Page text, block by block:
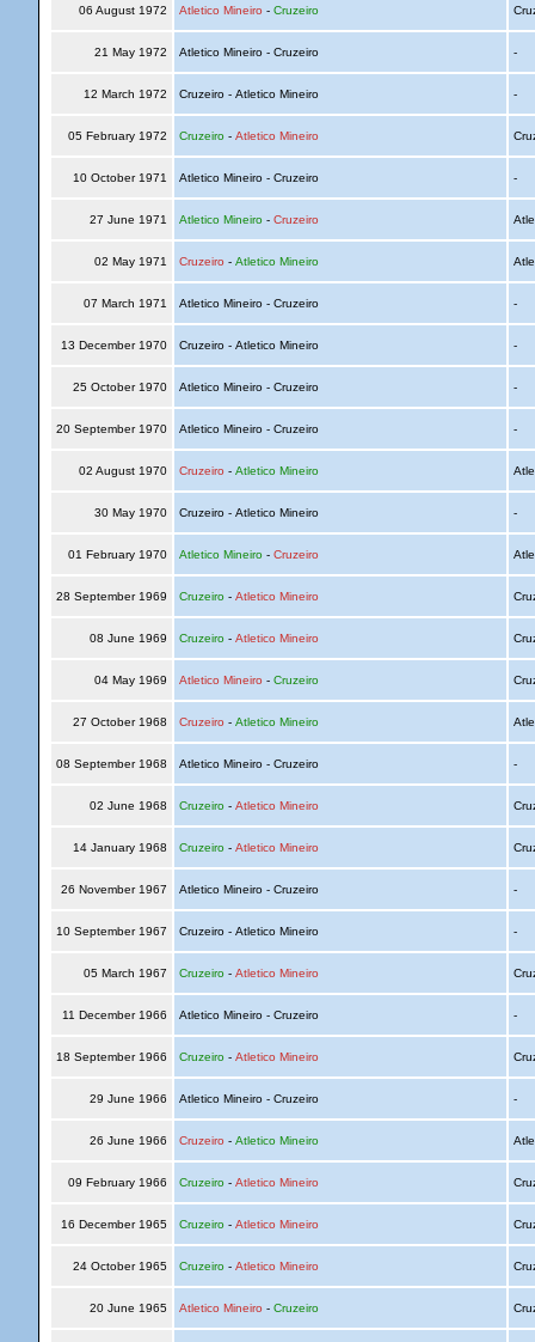
06 August 1972 Atletico Mineiro - Cruzeiro
21 May 1972 Atletico Mineiro - Cruzeiro -
12 March 1972 Cruzeiro - Atletico Mineiro -
05 February 1972 Cruzeiro- Atletico Mineiro
10 October 1971 Atletico Mineiro - Cruzeiro -
27 June 1971 Atletico Mineiro- Cruzeiro
02 May 1971 Cruzeiro - Atletico Mineiro
07 March 1971 Atletico Mineiro - Cruzeiro -
13 December 1970 Cruzeiro - Atletico Mineiro -
25 October 1970 Atletico Mineiro - Cruzeiro -
20 September 1970 Atletico Mineiro - Cruzeiro -
02 August 1970 Cruzeiro - Atletico Mineiro
30 May 1970 Cruzeiro - Atletico Mineiro -
01 February 1970 Atletico Mineiro- Cruzeiro
28 September 1969 Cruzeiro- Atletico Mineiro
08 June 1969 Cruzeiro- Atletico Mineiro
04 May 1969 Atletico Mineiro - Cruzeiro
27 October 1968 Cruzeiro - Atletico Mineiro
08 September 1968 Atletico Mineiro - Cruzeiro -
02 June 1968 Cruzeiro- Atletico Mineiro
14 January 1968 Cruzeiro- Atletico Mineiro
26 November 1967 Atletico Mineiro - Cruzeiro -
10 September 1967 Cruzeiro - Atletico Mineiro -
05 March 1967 Cruzeiro- Atletico Mineiro
11 December 1966 Atletico Mineiro - Cruzeiro -
18 September 1966 Cruzeiro- Atletico Mineiro
29 June 1966 Atletico Mineiro - Cruzeiro -
26 June 1966 Cruzeiro - Atletico Mineiro
09 February 1966 Cruzeiro- Atletico Mineiro
16 December 1965 Cruzeiro- Atletico Mineiro
24 October 1965 Cruzeiro- Atletico Mineiro
20 June 1965 Atletico Mineiro - Cruzeiro